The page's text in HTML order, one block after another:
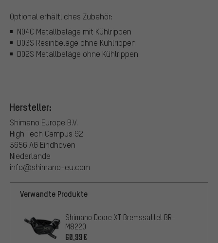
Optional erhältliches Zubehör:
N04C Metallbeläge mit Kühlrippen
D03S Resinbeläge ohne Kühlrippen
D02S Metallbeläge ohne Kühlrippen
Hersteller:
Shimano Europe B.V.
High Tech Campus 92
5656 AG Eindhoven
Niederlande
info@shimano-eu.com
Verwandte Produkte
Shimano Deore XT Bremssattel BR-
M8220
60,99€